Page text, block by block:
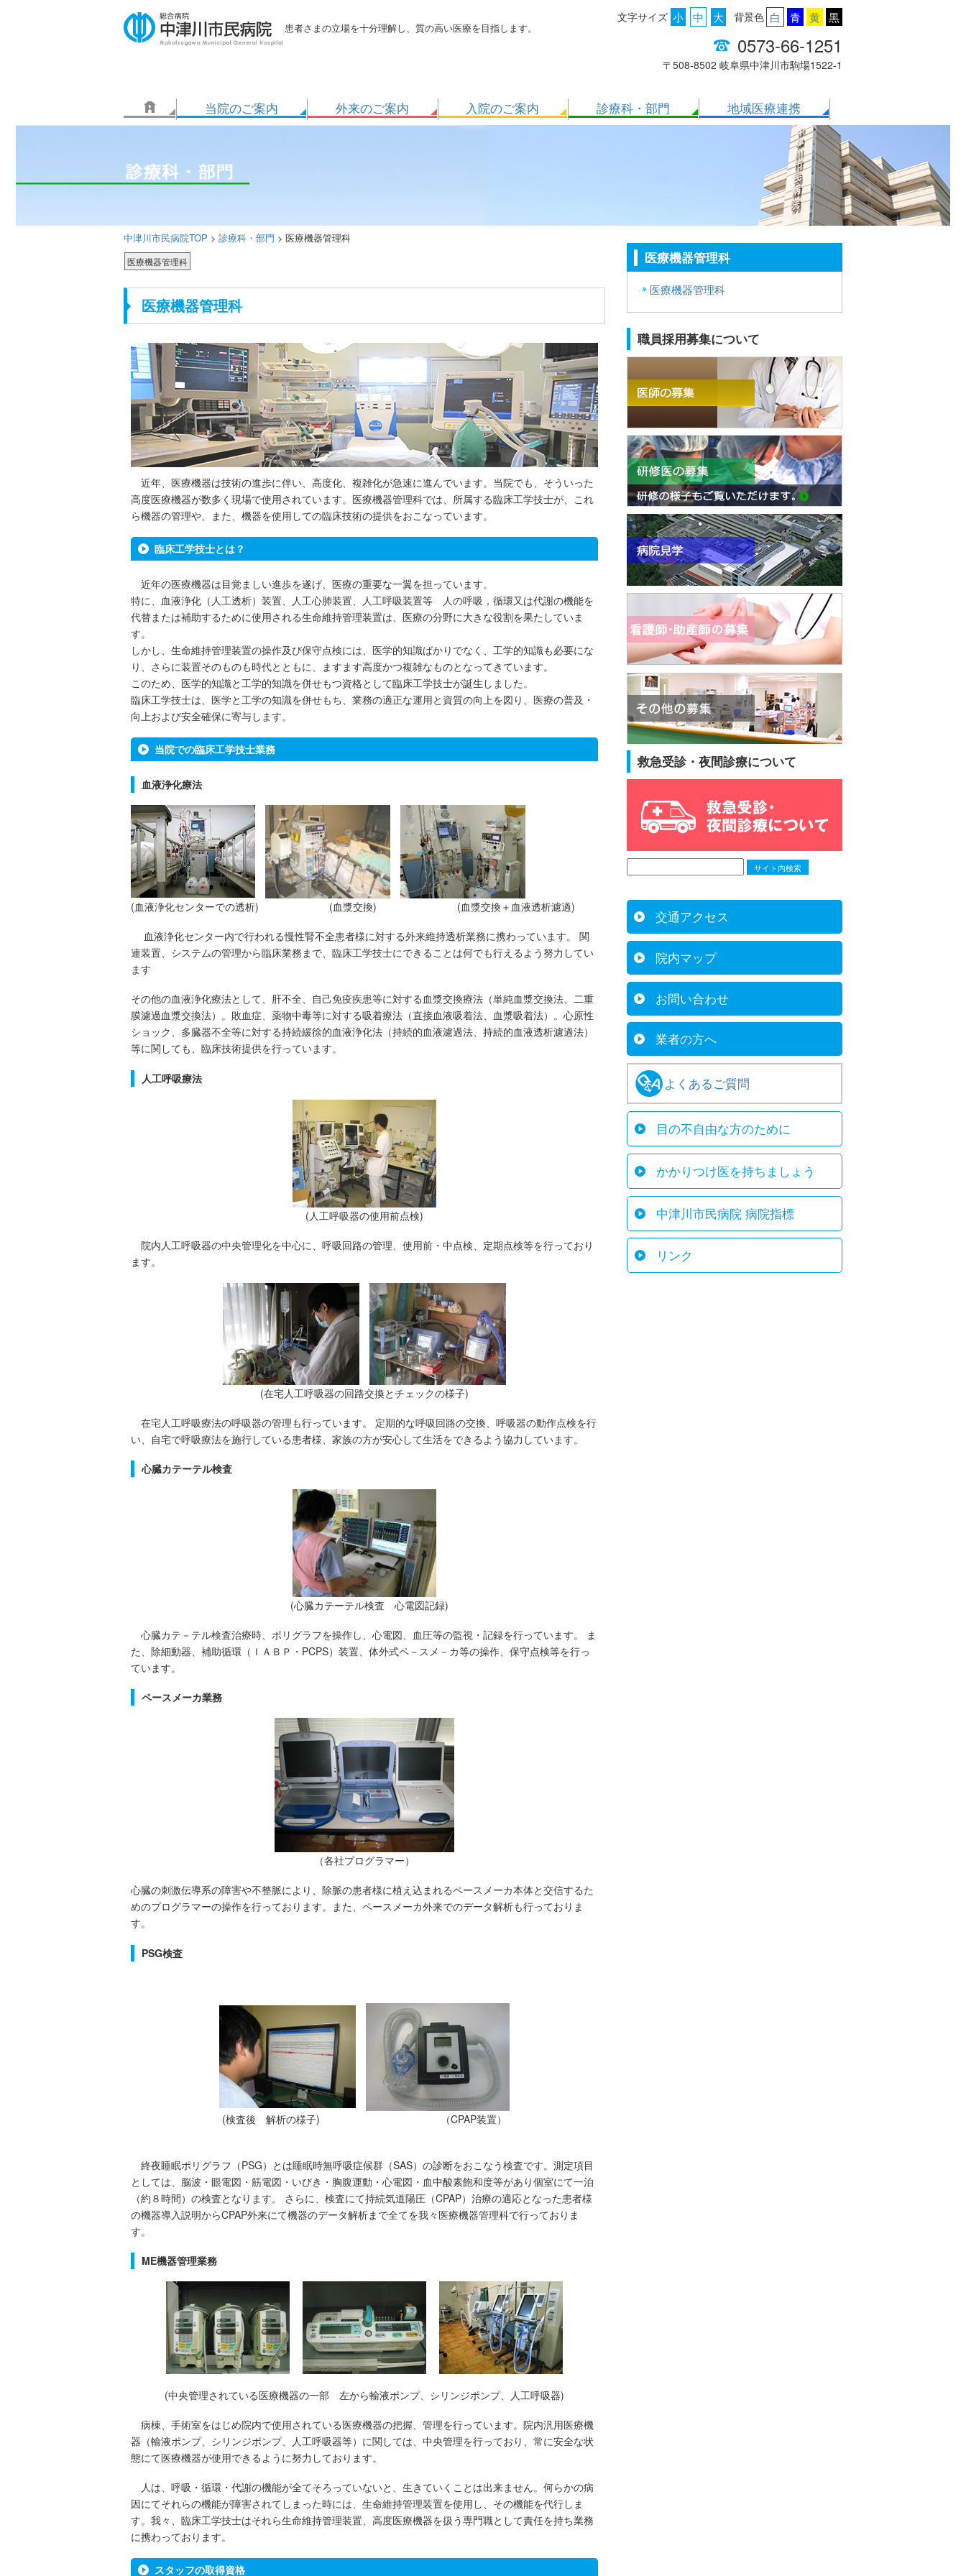
患者さまの立場を十分理解し、質の高い医療を目指します。
背景色 白 青 黄 黒
文字サイズ 小 中 大
0573-66-1251
〒508-8502 岐阜県中津川市駒場1522-1
当院のご案内 外来のご案内 入院のご案内 診療科・部門 地域医療連携
中津川市民病院TOP > 診療科・部門 > 医療機器管理科
医療機器管理科
医療機器管理科
近年、医療機器は技術の進歩に伴い、高度化、複雑化が急速に進んでいます。当院でも、そういった
高度医療機器が数多く現場で使用されています。医療機器管理科では、所属する臨床工学技士が、これ
ら機器の管理や、また、機器を使用しての臨床技術の提供をおこなっています。
臨床工学技士とは？
近年の医療機器は目覚ましい進歩を遂げ、医療の重要な一翼を担っています。
特に、血液浄化（人工透析）装置、人工心肺装置、人工呼吸装置等 人の呼吸，循環又は代謝の機能を
代替または補助するために使用される生命維持管理装置は、医療の分野に大きな役割を果たしていま
す。
しかし、生命維持管理装置の操作及び保守点検には、医学的知識ばかりでなく、工学的知識も必要にな
り、さらに装置そのものも時代とともに、ますます高度かつ複雑なものとなってきています。
このため、医学的知識と工学的知識を併せもつ資格として臨床工学技士が誕生しました。
臨床工学技士は、医学と工学の知識を併せもち、業務の適正な運用と資質の向上を図り、医療の普及・
向上および安全確保に寄与します。
当院での臨床工学技士業務
血液浄化療法
(血液浄化センターでの透析) (血漿交換) (血漿交換＋血液透析濾過)
血液浄化センター内で行われる慢性腎不全患者様に対する外来維持透析業務に携わっています。 関
連装置、システムの管理から臨床業務まで、臨床工学技士にできることは何でも行えるよう努力してい
ます
その他の血液浄化療法として、肝不全、自己免疫疾患等に対する血漿交換療法（単純血漿交換法、二重
膜濾過血漿交換法）。敗血症、薬物中毒等に対する吸着療法（直接血液吸着法、血漿吸着法）。心原性
ショック、多臓器不全等に対する持続緩徐的血液浄化法（持続的血液濾過法、持続的血液透析濾過法）
等に関しても、臨床技術提供を行っています。
人工呼吸療法
(人工呼吸器の使用前点検)
院内人工呼吸器の中央管理化を中心に、呼吸回路の管理、使用前・中点検、定期点検等を行っており
ます。
(在宅人工呼吸器の回路交換とチェックの様子)
在宅人工呼吸療法の呼吸器の管理も行っています。 定期的な呼吸回路の交換、呼吸器の動作点検を行
い、自宅で呼吸療法を施行している患者様、家族の方が安心して生活をできるよう協力しています。
心臓カテーテル検査
(心臓カテーテル検査 心電図記録)
心臓カテ－テル検査治療時、ポリグラフを操作し、心電図、血圧等の監視・記録を行っています。 ま
た、除細動器、補助循環（ＩＡＢＰ・PCPS）装置、体外式ペ－スメ－カ等の操作、保守点検等を行っ
ています。
ペースメーカ業務
（各社プログラマー）
心臓の刺激伝導系の障害や不整脈により、除脈の患者様に植え込まれるペースメーカ本体と交信するた
めのプログラマーの操作を行っております。また、ペースメーカ外来でのデータ解析も行っておりま
す。
PSG検査
(検査後 解析の様子) （CPAP装置）
終夜睡眠ポリグラフ（PSG）とは睡眠時無呼吸症候群（SAS）の診断をおこなう検査です。測定項目
としては、脳波・眼電図・筋電図・いびき・胸腹運動・心電図・血中酸素飽和度等があり個室にて一泊
（約８時間）の検査となります。 さらに、検査にて持続気道陽圧（CPAP）治療の適応となった患者様
の機器導入説明からCPAP外来にて機器のデータ解析まで全てを我々医療機器管理科で行っておりま
す。
ME機器管理業務
(中央管理されている医療機器の一部 左から輸液ポンプ、シリンジポンプ、人工呼吸器)
病棟、手術室をはじめ院内で使用されている医療機器の把握、管理を行っています。院内汎用医療機
器（輸液ポンプ、シリンジポンプ、人工呼吸器等）に関しては、中央管理を行っており、常に安全な状
態にて医療機器が使用できるように努力しております。
人は、呼吸・循環・代謝の機能が全てそろっていないと、生きていくことは出来ません。何らかの病
因にてそれらの機能が障害されてしまった時には、生命維持管理装置を使用し、その機能を代行しま
す。我々、臨床工学技士はそれら生命維持管理装置、高度医療機器を扱う専門職として責任を持ち業務
に携わっております。
スタッフの取得資格
医療機器管理科
医療機器管理科
職員採用募集について
救急受診・夜間診療について
交通アクセス
院内マップ
お問い合わせ
業者の方へ
よくあるご質問
目の不自由な方のために
かかりつけ医を持ちましょう
中津川市民病院 病院指標
リンク